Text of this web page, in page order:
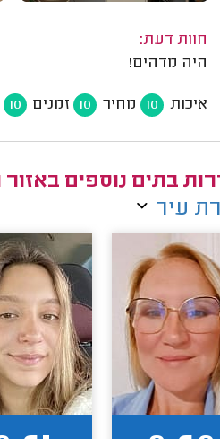
חוות דעת:
היה מדהים!
איכות 10 מחיר 10 זמנים 10
בתים נוספים באזור
עיר